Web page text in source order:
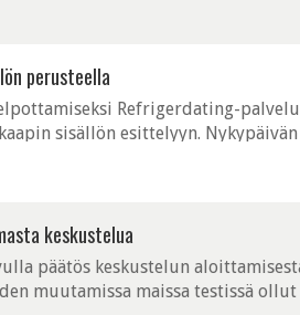
perusteella
Refrigerdating-
sisällön esittelyyn. Nykypäivän
keskustelua
päätös keskustelun
muutamissa maissa testissä